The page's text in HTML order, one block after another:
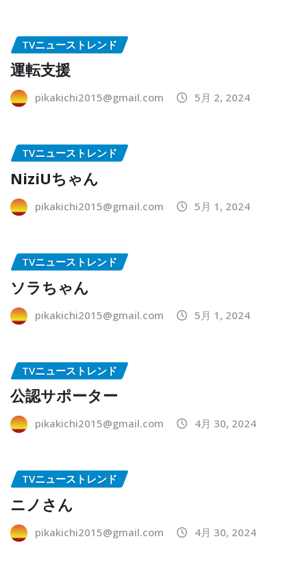
TVニューストレンド
運転支援
pikakichi2015@gmail.com 5月 2, 2024
TVニューストレンド
NiziUちゃん
pikakichi2015@gmail.com 5月 1, 2024
TVニューストレンド
ソラちゃん
pikakichi2015@gmail.com 5月 1, 2024
TVニューストレンド
公認サポーター
pikakichi2015@gmail.com 4月 30, 2024
TVニューストレンド
ニノさん
pikakichi2015@gmail.com 4月 30, 2024